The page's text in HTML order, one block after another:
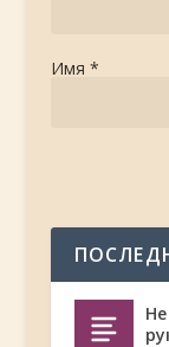
Имя *